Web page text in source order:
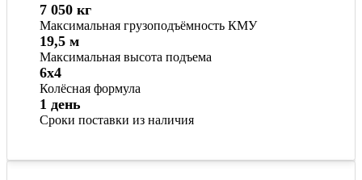
Максимальная грузоподъёмность КМУ
7 050 кг
Максимальная высота подъема
19,5 м
Колёсная формула
6x4
Сроки поставки из наличия
1 день